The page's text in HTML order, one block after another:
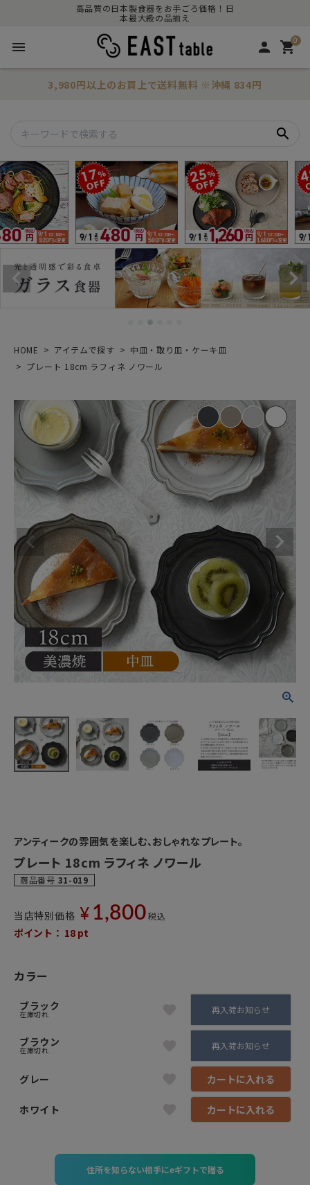
高品質の日本製食器をお手ごろ価格！日
本最大級の品揃え
menu person 0
shopping_cart
3,980円以上のお買上で送料無料 ※沖縄 834円
search
HOME アイテムで探す
中皿・取り皿・ケーキ皿
プレート 18cm ラフィネ ノワール
アンティークの雰囲気を楽しむ、おしゃれなプレート。
プレート 18cm ラフィネ ノワール
商品番号 31-019
当店特別価格 ¥ 1,800 税込
ポイント： 18 pt
カラー
ブラック
在庫切れ 再入荷お知らせ
ブラウン
在庫切れ 再入荷お知らせ
グレー カートに入れる
ホワイト カートに入れる
住所を知らない相手にeギフトで贈る